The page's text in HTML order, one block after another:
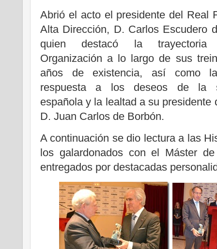
Abrió el acto el presidente del Real
Alta Dirección, D. Carlos Escudero
quien destacó la
Organización a lo largo de sus
años de existencia, así como
respuesta a los deseos de la
española y la lealtad a su presidente
D. Juan Carlos de Borbón.
A continuación se dio lectura a las
los galardonados con el Máster
entregados por destacadas